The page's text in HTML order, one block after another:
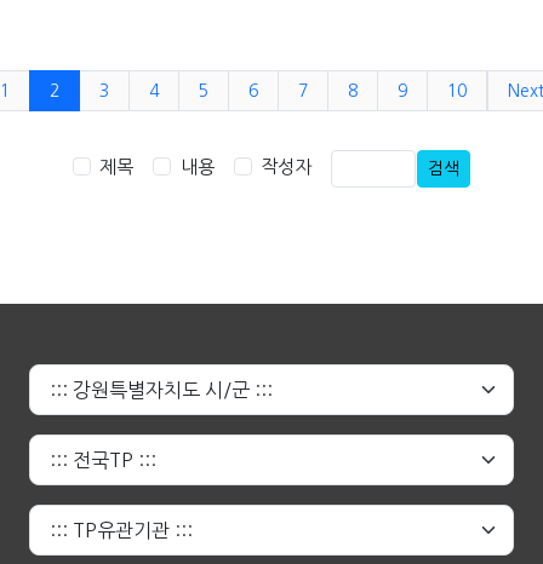
1 2 3 4 5 6 7 8 9 10 Next
제목 내용 작성자 검색